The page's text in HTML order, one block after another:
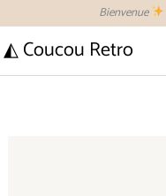
contenu
Bienvenue
◭ Coucou Retro